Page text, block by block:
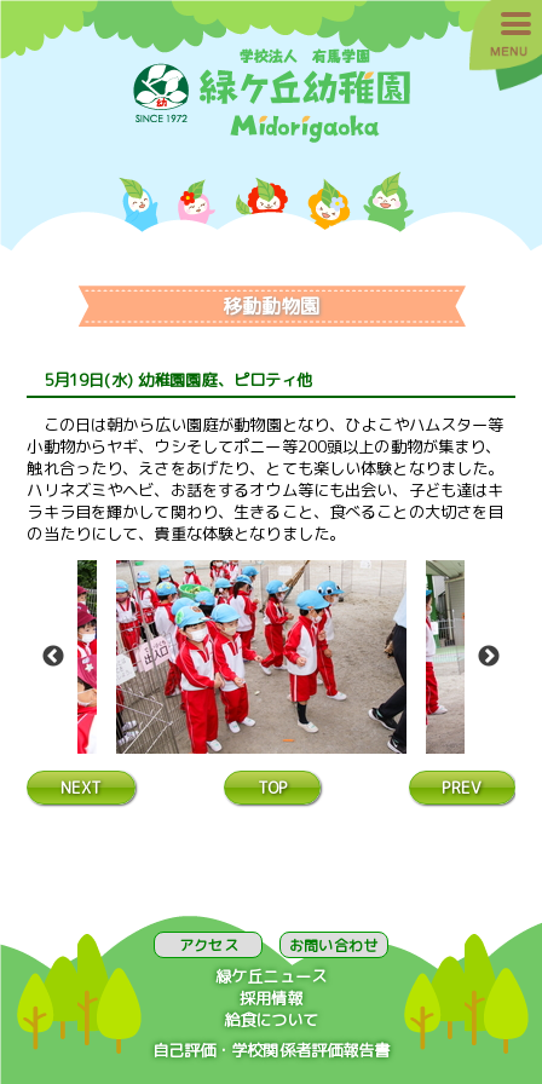
移動動物園
5月19日(水) 幼稚園園庭、ピロティ他
この日は朝から広い園庭が動物園となり、ひよこやハムスター等
小動物からヤギ、ウシそしてポニー等200頭以上の動物が集まり、
触れ合ったり、えさをあげたり、とても楽しい体験となりました。
ハリネズミやヘビ、お話をするオウム等にも出会い、子ども達はキ
ラキラ目を輝かして関わり、生きること、食べることの大切さを目
の当たりにして、貴重な体験となりました。
NEXT TOP PREV
アクセス お問い合わせ
緑ケ丘ニュース
採用情報
給食について
自己評価・学校関係者評価報告書